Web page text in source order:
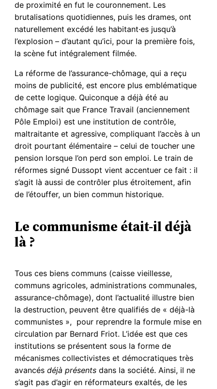
de proximité en fut le couronnement. Les
brutalisations quotidiennes, puis les drames, ont
naturellement excédé les habitant·es jusqu’à
l’explosion – d’autant qu’ici, pour la première fois,
la scène fut intégralement filmée.
La réforme de l’assurance-chômage, qui a reçu
moins de publicité, est encore plus emblématique
de cette logique. Quiconque a déjà été au
chômage sait que France Travail (anciennement
Pôle Emploi) est une institution de contrôle,
maltraitante et agressive, compliquant l’accès à un
droit pourtant élémentaire – celui de toucher une
pension lorsque l’on perd son emploi. Le train de
réformes signé Dussopt vient accentuer ce fait : il
s’agit là aussi de contrôler plus étroitement, afin
de l’étouffer, un bien commun historique.
Le communisme était-il déjà
là ?
Tous ces biens communs (caisse vieillesse,
communs agricoles, administrations communales,
assurance-chômage), dont l’actualité illustre bien
la destruction, peuvent être qualifiés de « déjà-là
communistes », pour reprendre la formule mise en
circulation par Bernard Friot. L’idée est que ces
institutions se présentent sous la forme de
mécanismes collectivistes et démocratiques très
avancésdéjà présents dans la société. Ainsi, il ne
s’agit pas d’agir en réformateurs exaltés, de les